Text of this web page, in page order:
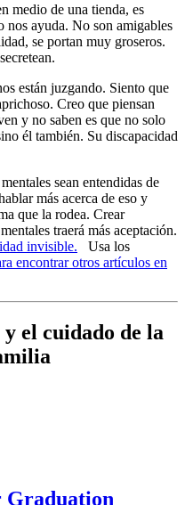
medio de una tienda, es
nos ayuda. No son amigables
se portan muy groseros.
están juzgando. Siento que
Creo que piensan
y no saben es que no solo
él también. Su discapacidad
sean entendidas de
más acerca de eso y
que la rodea. Crear
traerá más aceptación.
invisible. Usa los
encontrar otros artículos en
el cuidado de la
Graduation